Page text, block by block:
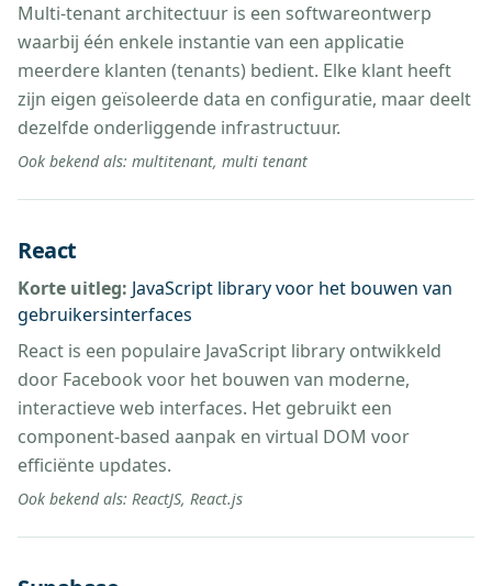
Multi-tenant architectuur is een softwareontwerp
waarbij één enkele instantie van een applicatie
meerdere klanten (tenants) bedient. Elke klant heeft
zijn eigen geïsoleerde data en configuratie, maar deelt
dezelfde onderliggende infrastructuur.
Ook bekend als: multitenant, multi tenant
React
Korte uitleg: JavaScript library voor het bouwen van
gebruikersinterfaces
React is een populaire JavaScript library ontwikkeld
door Facebook voor het bouwen van moderne,
interactieve web interfaces. Het gebruikt een
component-based aanpak en virtual DOM voor
efficiënte updates.
Ook bekend als: ReactJS, React.js